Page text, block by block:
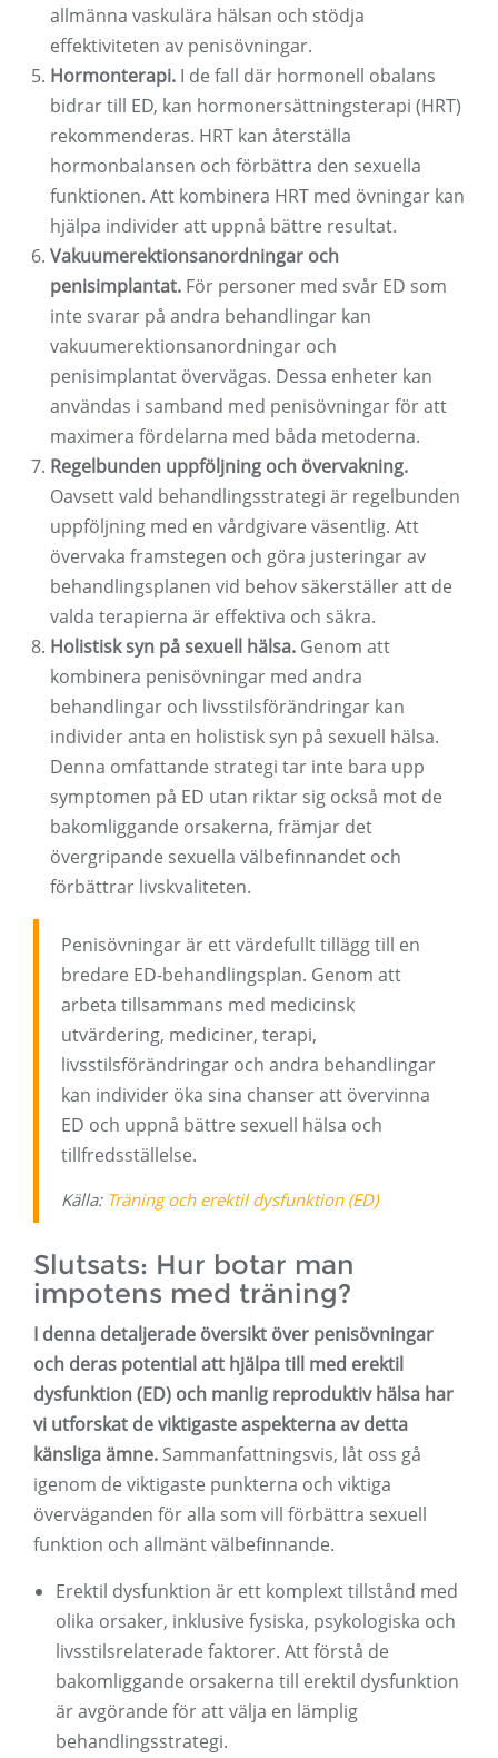
allmänna vaskulära hälsan och stödja
effektiviteten av penisövningar.
Hormonterapi. I de fall där hormonell obalans
bidrar till ED, kan hormonersättningsterapi (HRT)
rekommenderas. HRT kan återställa
hormonbalansen och förbättra den sexuella
funktionen. Att kombinera HRT med övningar kan
hjälpa individer att uppnå bättre resultat.
Vakuumerektionsanordningar och
penisimplantat. För personer med svår ED som
inte svarar på andra behandlingar kan
vakuumerektionsanordningar och
penisimplantat övervägas. Dessa enheter kan
användas i samband med penisövningar för att
maximera fördelarna med båda metoderna.
Regelbunden uppföljning och övervakning.
Oavsett vald behandlingsstrategi är regelbunden
uppföljning med en vårdgivare väsentlig. Att
övervaka framstegen och göra justeringar av
behandlingsplanen vid behov säkerställer att de
valda terapierna är effektiva och säkra.
Holistisk syn på sexuell hälsa. Genom att
kombinera penisövningar med andra
behandlingar och livsstilsförändringar kan
individer anta en holistisk syn på sexuell hälsa.
Denna omfattande strategi tar inte bara upp
symptomen på ED utan riktar sig också mot de
bakomliggande orsakerna, främjar det
övergripande sexuella välbefinnandet och
förbättrar livskvaliteten.
Penisövningar är ett värdefullt tillägg till en
bredare ED-behandlingsplan. Genom att
arbeta tillsammans med medicinsk
utvärdering, mediciner, terapi,
livsstilsförändringar och andra behandlingar
kan individer öka sina chanser att övervinna
ED och uppnå bättre sexuell hälsa och
tillfredsställelse.
Källa: Träning och erektil dysfunktion (ED)
Slutsats: Hur botar man
impotens med träning?
I denna detaljerade översikt över penisövningar
och deras potential att hjälpa till med erektil
dysfunktion (ED) och manlig reproduktiv hälsa har
vi utforskat de viktigaste aspekterna av detta
känsliga ämne. Sammanfattningsvis, låt oss gå
igenom de viktigaste punkterna och viktiga
överväganden för alla som vill förbättra sexuell
funktion och allmänt välbefinnande.
Erektil dysfunktion är ett komplext tillstånd med
olika orsaker, inklusive fysiska, psykologiska och
livsstilsrelaterade faktorer. Att förstå de
bakomliggande orsakerna till erektil dysfunktion
är avgörande för att välja en lämplig
behandlingsstrategi.